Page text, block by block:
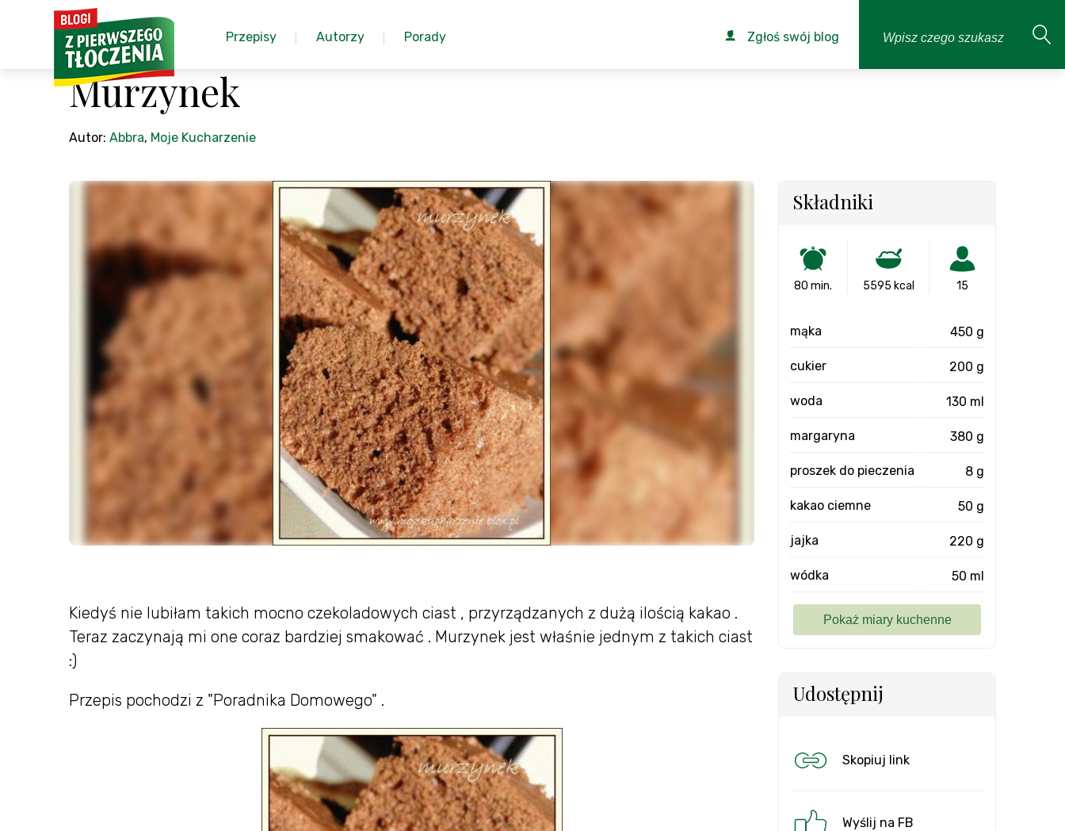
Przepisy Autorzy Porady Zgłoś swój blog
Murzynek
Autor: Abbra, Moje Kucharzenie
Kiedyś nie lubiłam takich mocno czekoladowych ciast , przyrządzanych z dużą ilością kakao .
Teraz zaczynają mi one coraz bardziej smakować . Murzynek jest właśnie jednym z takich ciast
:)
Przepis pochodzi z "Poradnika Domowego" .
Składniki
80 min. 5595 kcal 15
mąka 450 g
cukier 200 g
woda 130 ml
margaryna 380 g
proszek do pieczenia 8 g
kakao ciemne 50 g
jajka 220 g
wódka 50 ml
Udostępnij
Skopiuj link
Wyślij na FB